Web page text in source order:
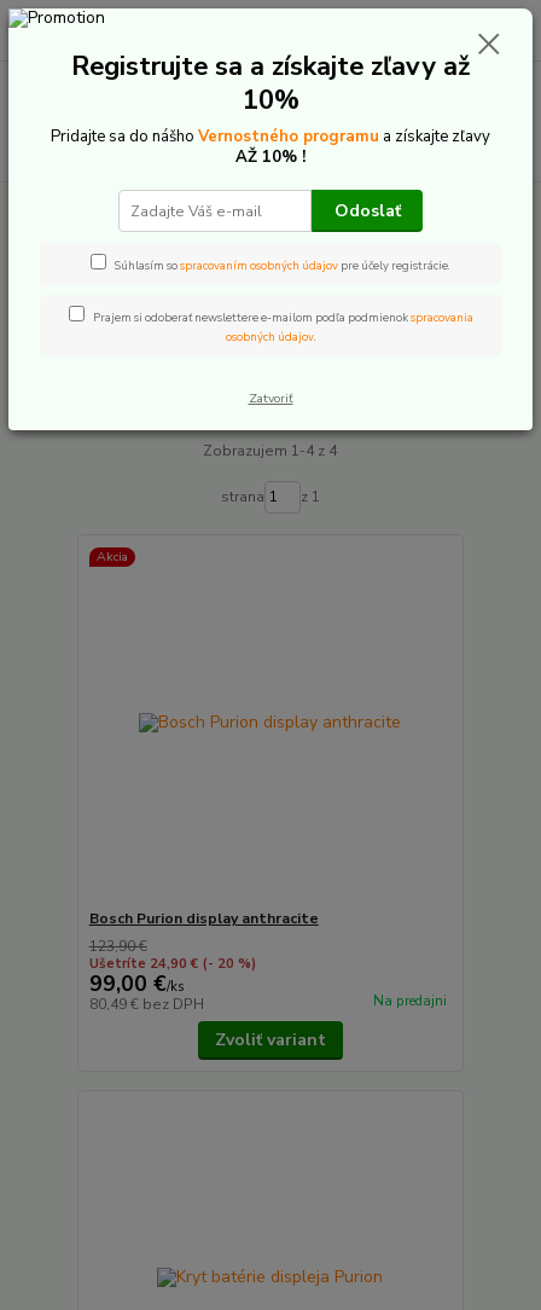
Hľadať
+421 907 20 22 33
0,00 €
E-Bike komponenty Displeje Bosch Purion
Purion
Upresniť parametre
Najdrahšie
Zobrazujem 1-4 z 4
strana z 1
Akcia
Bosch Purion display anthracite
123,90 €
Ušetríte 24,90 € (- 20 %)
99,00 €/ks
80,49 € bez DPH Na predajni
Zvoliť variant
Registrujte sa a získajte zľavy až
10%
Pridajte sa do nášho Vernostného programu a získajte zľavy
AŽ 10% !
Odoslať
Súhlasím sospracovaním osobných údajov pre účely registrácie.
Prajem si odoberať newslettere e-mailom podľa podmienokspracovania
osobných údajov.
Zatvoriť